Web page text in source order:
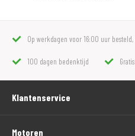
Op werkdagen voor 16:00 uur
100 dagen bedenktijd
Klantenservice
Motoren